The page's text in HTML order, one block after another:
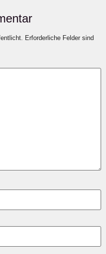
Erforderliche Felder sind